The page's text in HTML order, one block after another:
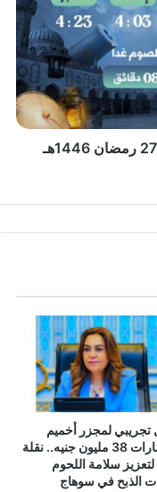
تجريبي لمجزر أخميم
باستثمارات 38 مليون جنيه.. نقلة
سلامة اللحوم
الذبح في سوهاج